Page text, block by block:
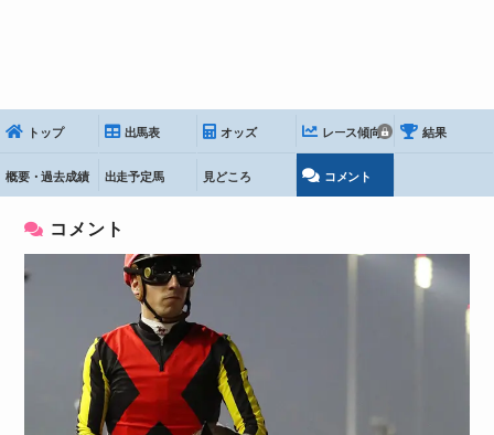
トップ 出馬表 オッズ レース傾向 結果
概要・過去成績 出走予定馬 見どころ コメント
コメント